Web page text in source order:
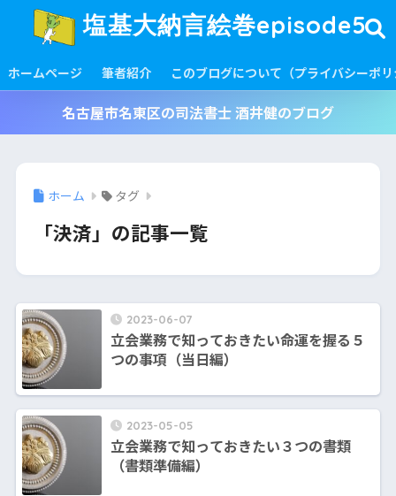
塩基大納言絵巻episode5
ホームページ 筆者紹介 このブログについて（プライバシーポ
名古屋市名東区の司法書士 酒井健のブログ
ホーム タグ
「決済」の記事一覧
2023-06-07
立会業務で知っておきたい命運を握る５
つの事項（当日編）
2023-05-05
立会業務で知っておきたい３つの書類
（書類準備編）